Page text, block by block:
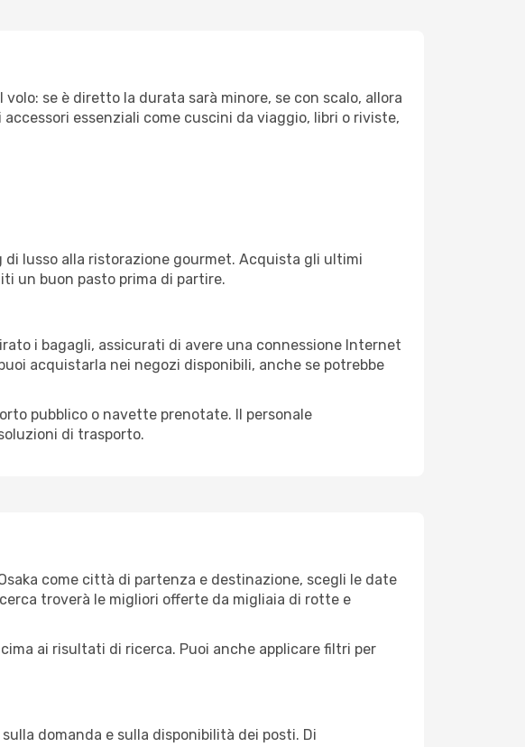
se è diretto la durata sarà minore, se con scalo, allora
essenziali come cuscini da viaggio, libri o riviste,
lusso alla ristorazione gourmet. Acquista gli ultimi
un buon pasto prima di partire.
i bagagli, assicurati di avere una connessione Internet
acquistarla nei negozi disponibili, anche se potrebbe
pubblico o navette prenotate. Il personale
di trasporto.
come città di partenza e destinazione, scegli le date
troverà le migliori offerte da migliaia di rotte e
ai risultati di ricerca. Puoi anche applicare filtri per
domanda e sulla disponibilità dei posti. Di